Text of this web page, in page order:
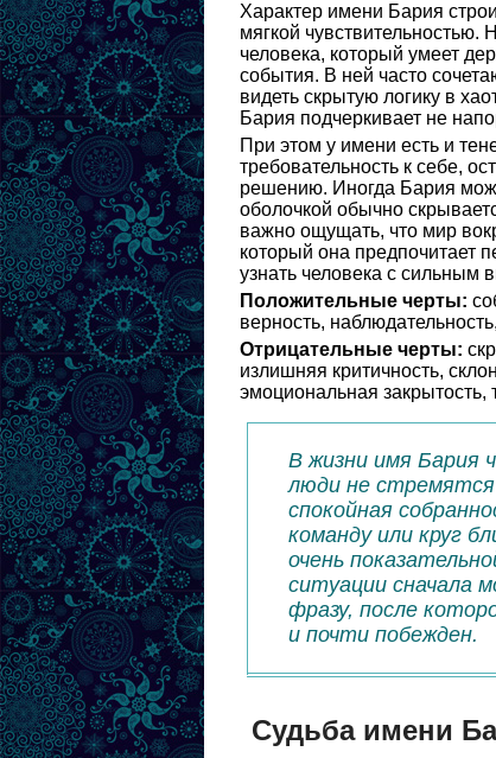
Характер имени Бария
мягкой чувствительностью.
человека, который умеет
события. В ней часто
видеть скрытую логику в
Бария подчеркивает не
При этом у имени есть и
требовательность к себе,
решению. Иногда Бария
оболочкой обычно
важно ощущать, что мир
который она предпочитает
узнать человека с сильным
Положительные черты:
верность,
Отрицательные черты:
излишняя критичность,
эмоциональная закрытость,
В жизни имя Бария
люди не
спокойная
команду или круг
очень
ситуации сначала
фразу, после
и почти побежден.
Судьба имени